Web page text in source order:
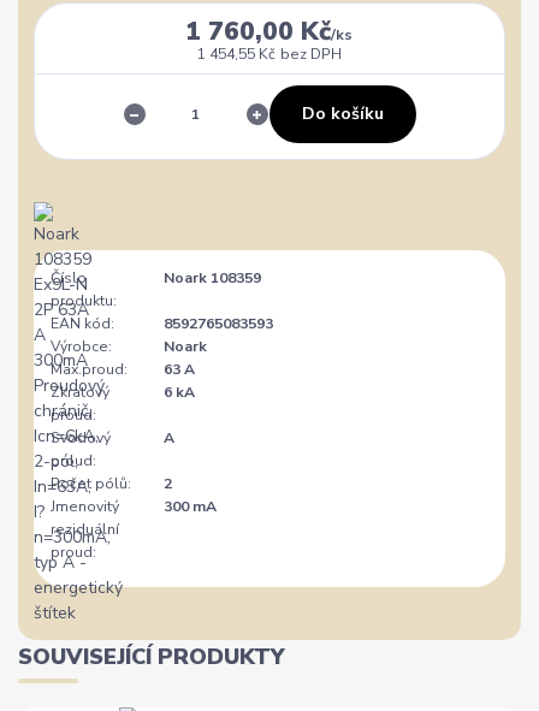
1 760,00 Kč/ks
1 454,55 Kč bez DPH
Do košíku
Číslo
produktu:
Noark 108359
EAN kód:
8592765083593
Výrobce:
Noark
Max.proud:
63 A
Zkratový
proud:
6 kA
Svodový
proud:
A
Počet pólů:
2
Jmenovitý
reziduální
proud:
300 mA
SOUVISEJÍCÍ PRODUKTY